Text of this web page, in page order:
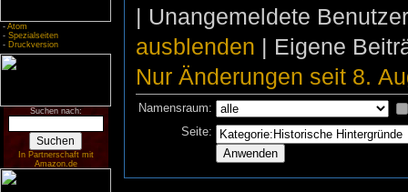
- Atom
- Spezialseiten
- Druckversion
Suchen nach:
In Partnerschaft mit
Amazon.de
| Unangemeldete
ausblenden | Eigene
Nur Änderungen seit 8.
Namensraum:
Seite: